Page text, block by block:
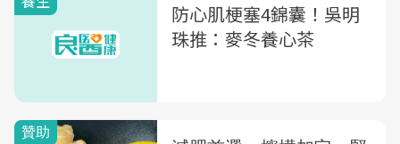
防心肌梗塞4錦囊！吳明
珠推：麥冬養心茶